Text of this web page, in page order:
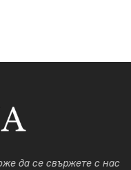
да се свържете с нас